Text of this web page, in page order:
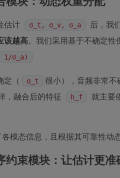
估计 σ_t, σ_v, σ_a
后，我
该越高。我们采用基于不确定
σ_a)
定（ σ_t
很小），音频非常不
，融合后的特征 h_f 就主要
模态信息，且根据其可靠性动
约束模块：让估计更准